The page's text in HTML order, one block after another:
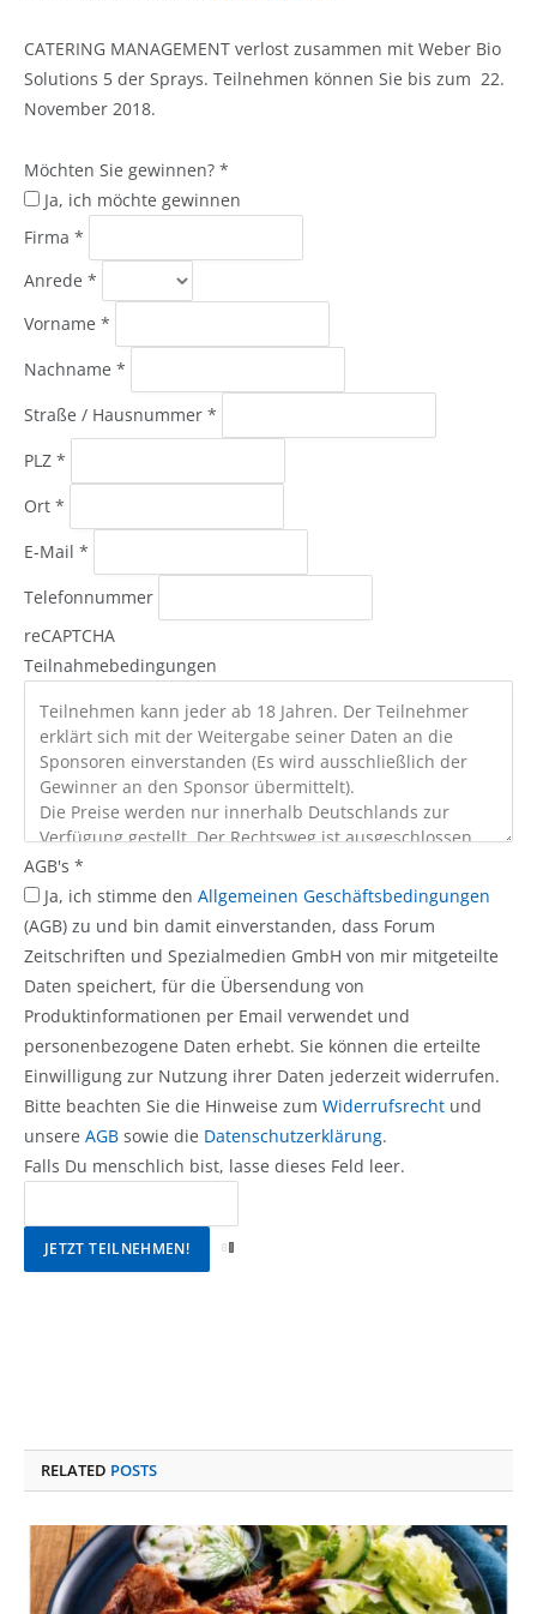
CATERING MANAGEMENT verlost zusammen mit Weber Bio
Solutions 5 der Sprays. Teilnehmen können Sie bis zum 22.
November 2018.
Möchten Sie gewinnen? *
Ja, ich möchte gewinnen
Firma *
Anrede *
Vorname *
Nachname *
Straße / Hausnummer *
PLZ *
Ort *
E-Mail *
Telefonnummer
reCAPTCHA
Teilnahmebedingungen
AGB's *
Ja, ich stimme den Allgemeinen Geschäftsbedingungen
(AGB) zu und bin damit einverstanden, dass Forum
Zeitschriften und Spezialmedien GmbH von mir mitgeteilte
Daten speichert, für die Übersendung von
Produktinformationen per Email verwendet und
personenbezogene Daten erhebt. Sie können die erteilte
Einwilligung zur Nutzung ihrer Daten jederzeit widerrufen.
Bitte beachten Sie die Hinweise zum Widerrufsrecht und
unsere AGB sowie die Datenschutzerklärung.
Falls Du menschlich bist, lasse dieses Feld leer.
RELATED POSTS